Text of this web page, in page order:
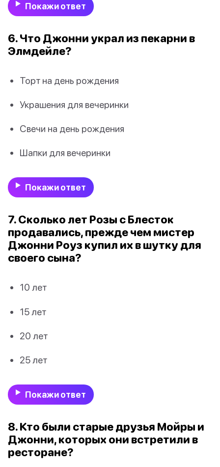
Покажи ответ
6. Что Джонни украл из пекарни в
Элмдейле?
Торт на день рождения
Украшения для вечеринки
Свечи на день рождения
Шапки для вечеринки
Покажи ответ
7. Сколько лет Розы с Блесток
продавались, прежде чем мистер
Джонни Роуз купил их в шутку для
своего сына?
10 лет
15 лет
20 лет
25 лет
Покажи ответ
8. Кто были старые друзья Мойры и
Джонни, которых они встретили в
ресторане?